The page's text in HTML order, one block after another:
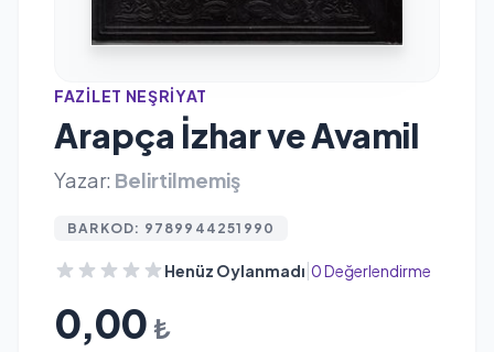
FAZILET NEŞRIYAT
Arapça İzhar ve Avamil
Yazar: Belirtilmemiş
BARKOD: 9789944251990
Henüz Oylanmadı|0 Değerlendirme
0,00 ₺